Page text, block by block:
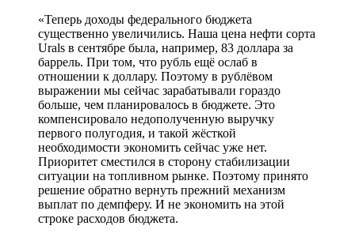
«Теперь доходы федерального бюджета
существенно увеличились. Наша цена нефти сорта
Urals в сентябре была, например, 83 доллара за
баррель. При том, что рубль ещё ослаб в
отношении к доллару. Поэтому в рублёвом
выражении мы сейчас зарабатывали гораздо
больше, чем планировалось в бюджете. Это
компенсировало недополученную выручку
первого полугодия, и такой жёсткой
необходимости экономить сейчас уже нет.
Приоритет сместился в сторону стабилизации
ситуации на топливном рынке. Поэтому принято
решение обратно вернуть прежний механизм
выплат по демпферу. И не экономить на этой
строке расходов бюджета.